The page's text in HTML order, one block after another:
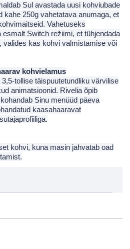
Sul avastada uusi kohviubade
kahe 250g vahetatava anumaga, et
Vahetuseks
Switch režiimi, et tühjendada
valides kas kohvi valmistamise või
kohvielamus
tollise täispuutetundliku värvilise
animatsioonid. Rivelia õpib
Sinu menüüd päeva
kaasahaaravat
kohvi, kuna masin jahvatab oad